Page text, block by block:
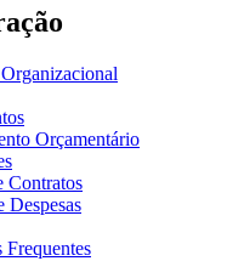
Orçamentário
Contratos
Despesas
Frequentes